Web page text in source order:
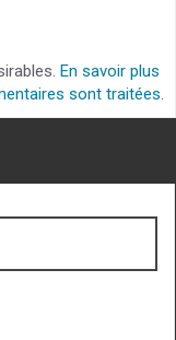
En savoir plus
sont traitées